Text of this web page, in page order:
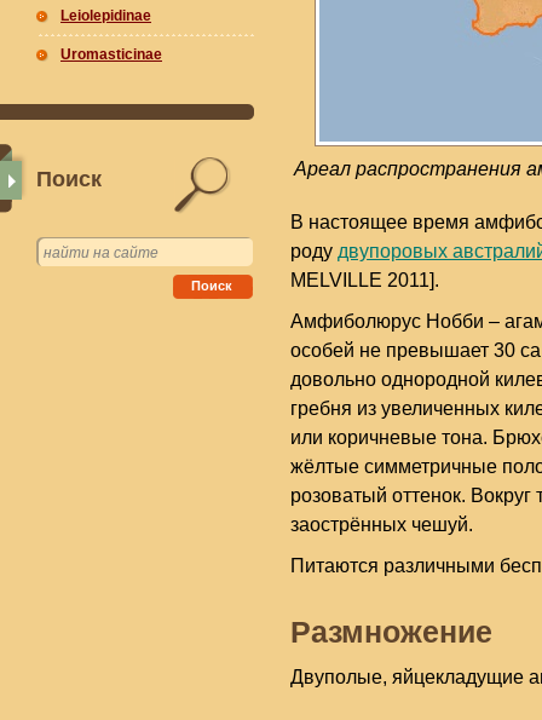
Leiolepidinae
Uromasticinae
Поиск
Поиск
Ареал распространения
В настоящее время
роду двупоровых
MELVILLE 2011].
Амфиболюрус Нобби –
особей не превышает 30
довольно однородной
гребня из увеличенных
или коричневые тона.
жёлтые симметричные
розоватый оттенок.
заострённых чешуй.
Питаются различными
Размножение
Двуполые, яйцекладущие